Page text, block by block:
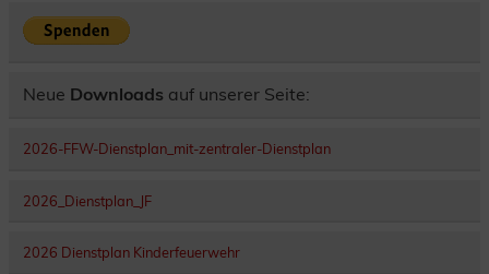
Neue Downloads auf unserer Seite:
2026-FFW-Dienstplan_mit-zentraler-Dienstplan
2026_Dienstplan_JF
2026 Dienstplan Kinderfeuerwehr